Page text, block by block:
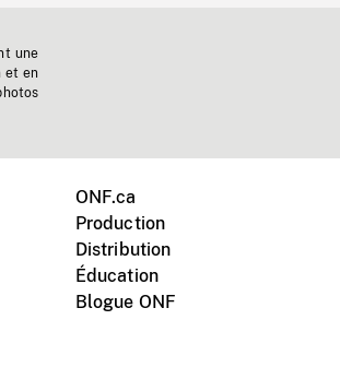
une
et en
ONF.ca
Production
Distribution
Éducation
Blogue ONF